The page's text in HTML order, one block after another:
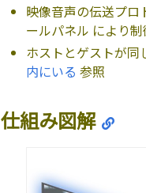
映像音声の伝送プロ
ールパネル により制
ホストとゲストが同
内にいる 参照
仕組み図解